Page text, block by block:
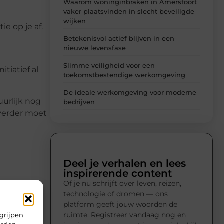
op je af.
al
nog
moet
werk is
Waarom woninginbraken in Amersfoort
vaker plaatsvinden in slecht beveiligde
wijken
Betekenisvol actief blijven in een
nieuwe levensfase
Slimme veiligheid voor een
toekomstbestendige werkomgeving
De ideale werkomgeving voor moderne
bedrijven
Deel je verhalen en lees
inspirerende content
Of je nu schrijft over leven, reizen,
technologie of dromen — ons
platform geeft jouw woorden de
ruimte. Registreer vandaag nog en